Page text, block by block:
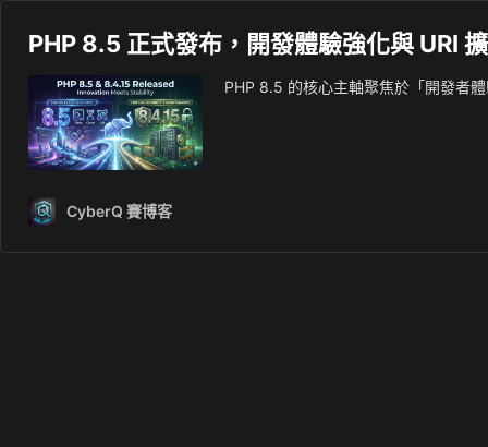
PHP 8.5 正式發布，開發體驗強化與 URI
PHP 8.5 的核心主軸聚焦於「開發者
CyberQ 賽博客